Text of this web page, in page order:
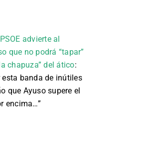
advierte al
que no podrá “tapar”
chapuza” del ático:
banda de inútiles
que Ayuso supere el
encima…”